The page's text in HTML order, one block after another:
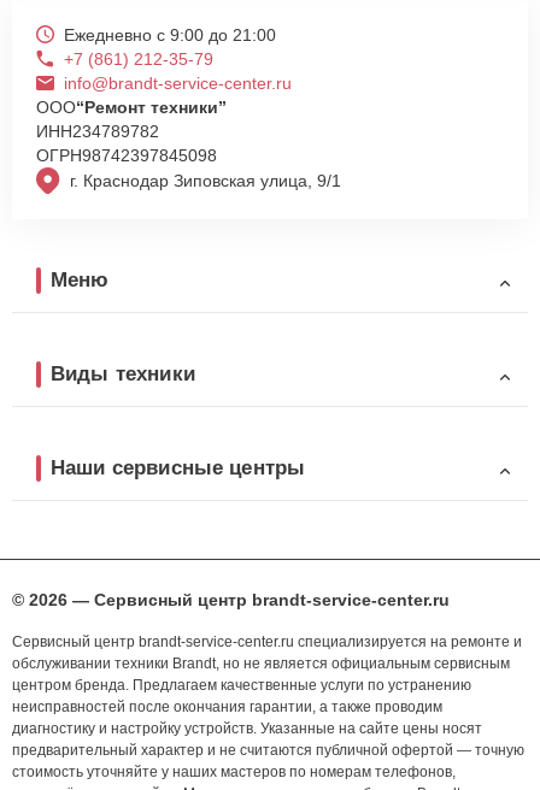
г. Краснодар Зиповская улица, 9/1
Ежедневно с 9:00 до 21:00
+7 (861) 212-35-79
info@brandt-service-center.ru
ООО“Ремонт техники”
ИНН234789782
ОГРН98742397845098
Меню
Виды техники
Наши сервисные центры
© 2026 — Сервисный центр brandt-service-center.ru
Сервисный центр brandt-service-center.ru специализируется на ремонте и
обслуживании техники Brandt, но не является официальным сервисным
центром бренда. Предлагаем качественные услуги по устранению
неисправностей после окончания гарантии, а также проводим
диагностику и настройку устройств. Указанные на сайте цены носят
предварительный характер и не считаются публичной офертой — точную
стоимость уточняйте у наших мастеров по номерам телефонов,